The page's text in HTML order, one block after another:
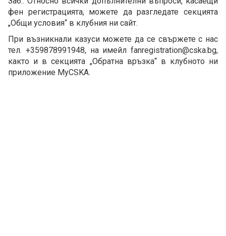
фен регистрацията, можете да разгледате секцията
„Общи условия“ в клубния ни сайт.
При възникнали казуси можете да се свържете с нас
тел. +359878991948, на имейл fanregistration@cska.bg,
както и в секцията „Обратна връзка“ в клубното ни
приложение MyCSKA.